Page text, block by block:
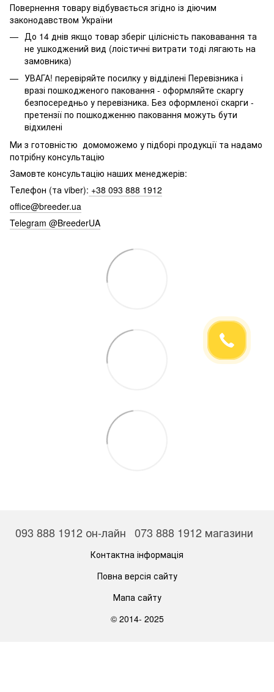
Повернення товару відбувається згідно із діючим
законодавством України
До 14 днів якщо товар зберіг цілісність паковавання та
не ушкоджений вид (лоістичні витрати тоді лягають на
замовника)
УВАГА! перевіряйте посилку у відділені Перевізника і
вразі пошкодженого паковання - оформляйте скаргу
безпосередньо у перевізника. Без оформленої скарги -
претензії по пошкодженню паковання можуть бути
відхилені
Ми з готовністю домоможемо у підборі продукції та надамо
потрібну консультацію
Замовте консультацію наших менеджерів:
Телефон (та viber): +38 093 888 1912
office@breeder.ua
Telegram @BreederUA
093 888 1912 он-лайн 073 888 1912 магазини
Контактна інформація
Повна версія сайту
Мапа сайту
© 2014- 2025